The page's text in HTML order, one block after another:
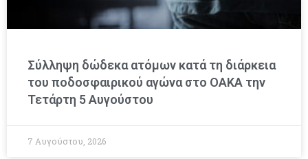
Σύλληψη δώδεκα ατόμων κατά τη διάρκεια
του ποδοσφαιρικού αγώνα στο ΟΑΚΑ την
Τετάρτη 5 Αυγούστου
7 Αυγούστου, 2026